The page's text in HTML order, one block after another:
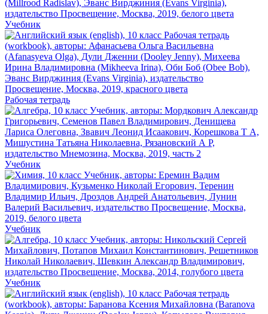
Учебник
Рабочая тетрадь
Учебник
Учебник
Учебник